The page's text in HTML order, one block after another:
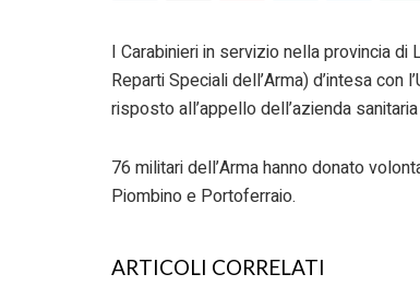
I Carabinieri in servizio nella provincia
Reparti Speciali dell’Arma) d’intesa con
risposto all’appello dell’azienda
76 militari dell’Arma hanno donato
Piombino e Portoferraio.
ARTICOLI CORRELATI